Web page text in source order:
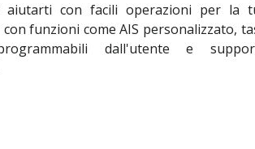
aiutarti con facili operazioni per la
funzioni come AIS personalizzato,
dall'utente e